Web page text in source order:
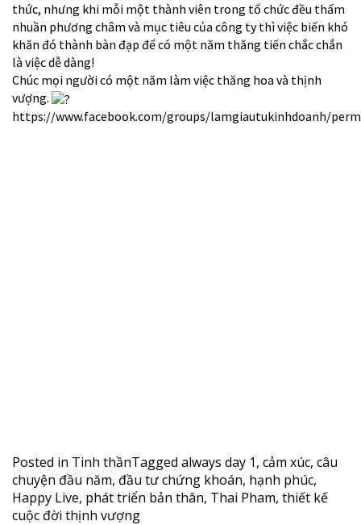
thức, nhưng khi mỗi một thành viên trong tổ chức đều thấm
nhuần phương châm và mục tiêu của công ty thì việc biến khó
khăn đó thành bàn đạp để có một năm thăng tiến chắc chắn
là việc dễ dàng!
Chúc mọi người có một năm làm việc thăng hoa và thịnh
vượng.
https://www.facebook.com/groups/lamgiautukinhdoanh/
Posted in Tinh thầnTagged always day 1, cảm xúc, câu
chuyện đầu năm, đầu tư chứng khoán, hạnh phúc,
Happy Live, phát triển bản thân, Thai Pham, thiết kế
cuộc đời thịnh vượng